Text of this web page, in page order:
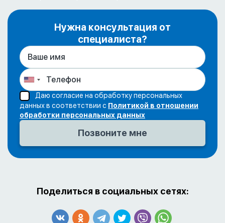
Нужна консультация от
специалиста?
Даю согласие на обработку персональных
данных в соответствии с Политикой в отношении
обработки персональных данных
Поделиться в социальных сетях: